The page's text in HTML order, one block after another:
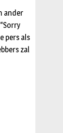
ander
pers als
zal